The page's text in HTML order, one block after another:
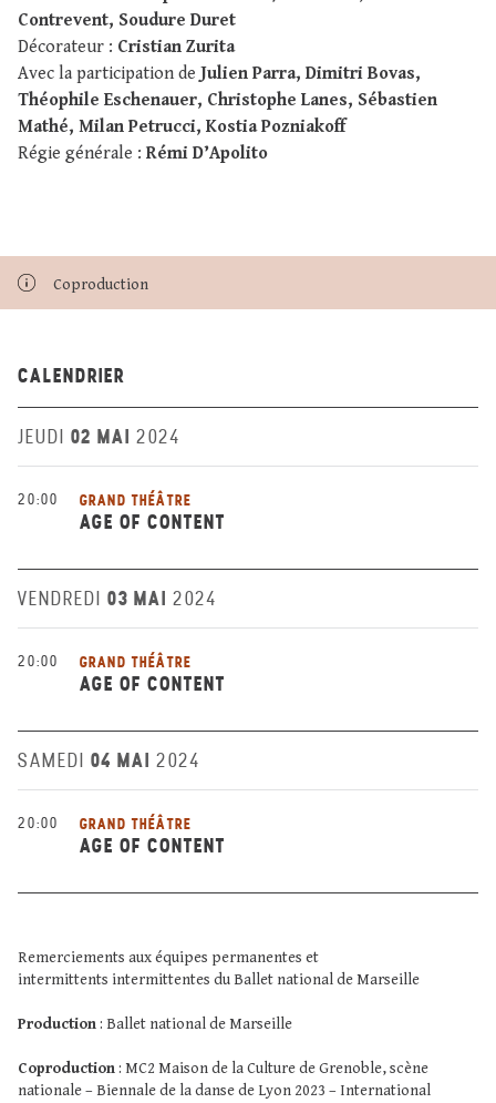
Contrevent, Soudure Duret
Décorateur : Cristian Zurita
Avec la participation deJulien Parra, Dimitri Bovas,
Théophile Eschenauer, Christophe Lanes, Sébastien
Mathé, Milan Petrucci, Kostia Pozniakoff
Régie générale : Rémi D’Apolito
Coproduction
CALENDRIER
JEUDI 02 MAI 2024
20:00 GRAND THÉÂTRE
AGE OF CONTENT
VENDREDI 03 MAI 2024
20:00 GRAND THÉÂTRE
AGE OF CONTENT
SAMEDI 04 MAI 2024
20:00 GRAND THÉÂTRE
AGE OF CONTENT
Remerciements aux équipes permanentes et
intermittents intermittentes du Ballet national de Marseille
Production: Ballet national de Marseille
Coproduction: MC2 Maison de la Culture de Grenoble, scène
nationale – Biennale de la danse de Lyon 2023 – International